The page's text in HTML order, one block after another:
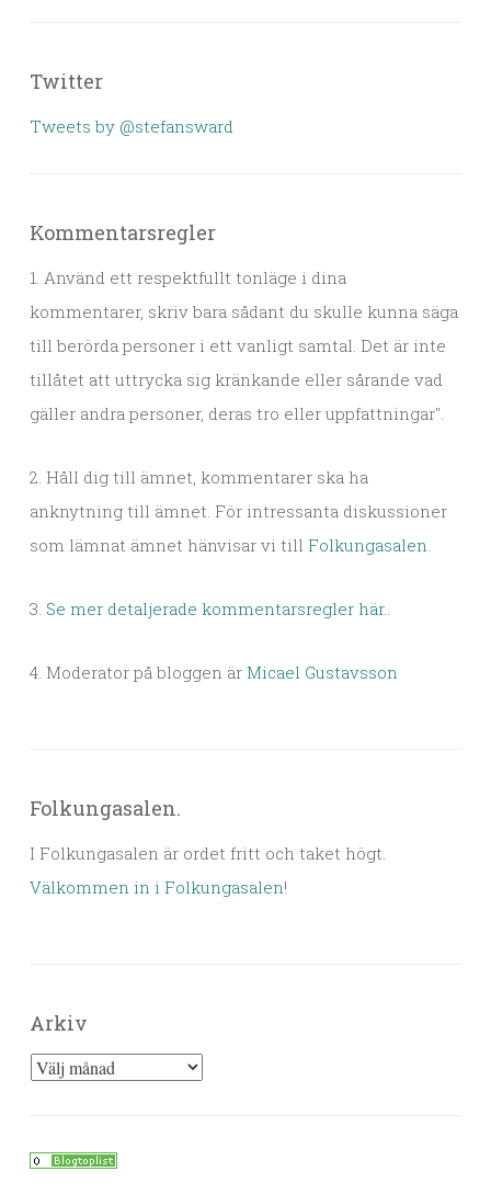
Twitter
Tweets by @stefansward
Kommentarsregler
1. Använd ett respektfullt tonläge i dina
kommentarer, skriv bara sådant du skulle kunna säga
till berörda personer i ett vanligt samtal. Det är inte
tillåtet att uttrycka sig kränkande eller sårande vad
gäller andra personer, deras tro eller uppfattningar".
2. Håll dig till ämnet, kommentarer ska ha
anknytning till ämnet. För intressanta diskussioner
som lämnat ämnet hänvisar vi till Folkungasalen.
3. Se mer detaljerade kommentarsregler här..
4. Moderator på bloggen är Micael Gustavsson
Folkungasalen.
I Folkungasalen är ordet fritt och taket högt.
Välkommen in i Folkungasalen!
Arkiv
Arkiv